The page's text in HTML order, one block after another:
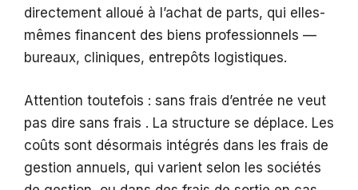
directement alloué à l’achat de parts, qui elles-
mêmes financent des biens professionnels —
bureaux, cliniques, entrepôts logistiques.
Attention toutefois : sans frais d’entrée ne veut
pas dire sans frais . La structure se déplace. Les
coûts sont désormais intégrés dans les frais de
gestion annuels, qui varient selon les sociétés